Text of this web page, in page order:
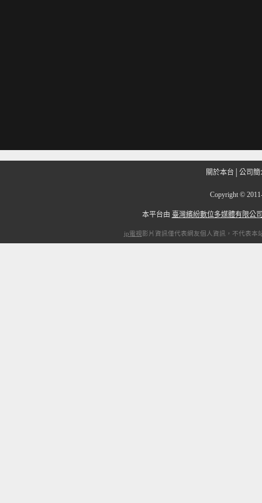
關於本台 公司簡
Copyright ©
本平台由 臺灣繽紛數位多媒體有限公
ip電視影片資訊僅代表網友個人資訊，不代表本